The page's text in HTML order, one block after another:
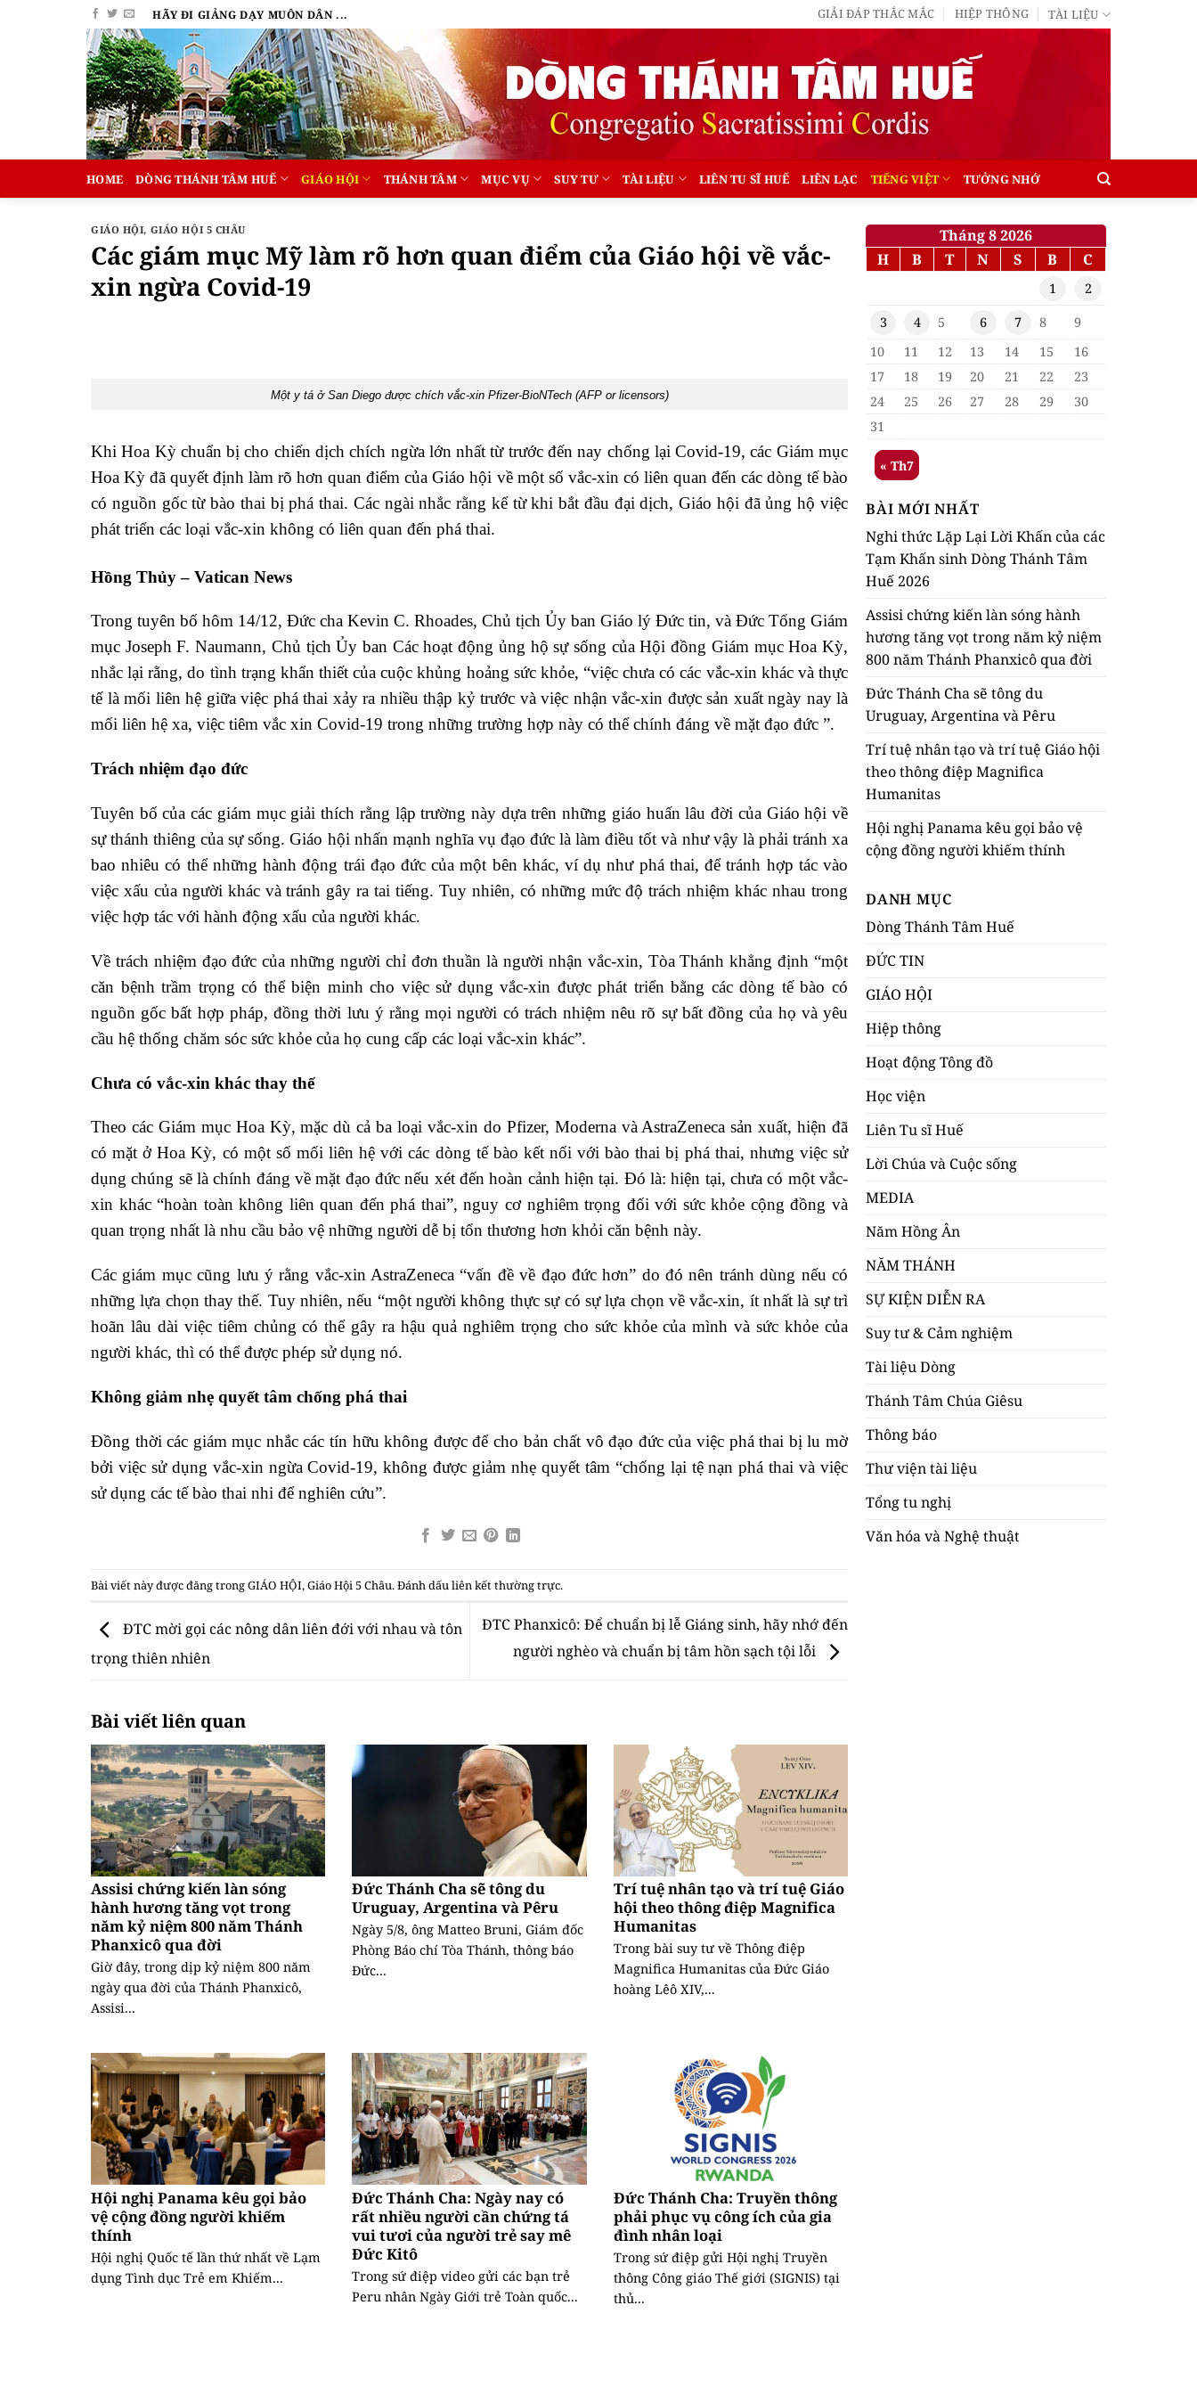
HÃY ĐI GIẢNG DẠY MUÔN DÂN ... GIẢI ĐÁP THẮC MẮC HIỆP THÔNG TÀI LIỆU
HOME DÒNG THÁNH TÂM HUẾ GIÁO HỘI THÁNH TÂM MỤC VỤ SUY TƯ TÀI LIỆU LIÊN TU SĨ HUẾ LIÊN LẠC TIẾNG VIỆT TƯỞNG NHỚ
GIÁO HỘI, GIÁO HỘI 5 CHÂU
Các giám mục Mỹ làm rõ hơn quan điểm của Giáo hội về vắc-
xin ngừa Covid-19
Một y tá ở San Diego được chích vắc-xin Pfizer-BioNTech (AFP or licensors)
Khi Hoa Kỳ chuẩn bị cho chiến dịch chích ngừa lớn nhất từ trước đến nay chống lại Covid-19, các Giám mục
Hoa Kỳ đã quyết định làm rõ hơn quan điểm của Giáo hội về một số vắc-xin có liên quan đến các dòng tế bào
có nguồn gốc từ bào thai bị phá thai. Các ngài nhắc rằng kể từ khi bắt đầu đại dịch, Giáo hội đã ủng hộ việc
phát triển các loại vắc-xin không có liên quan đến phá thai.
Hồng Thủy – Vatican News
Trong tuyên bố hôm 14/12, Đức cha Kevin C. Rhoades, Chủ tịch Ủy ban Giáo lý Đức tin, và Đức Tổng Giám
mục Joseph F. Naumann, Chủ tịch Ủy ban Các hoạt động ủng hộ sự sống của Hội đồng Giám mục Hoa Kỳ,
nhắc lại rằng, do tình trạng khẩn thiết của cuộc khủng hoảng sức khỏe, “việc chưa có các vắc-xin khác và thực
tế là mối liên hệ giữa việc phá thai xảy ra nhiều thập kỷ trước và việc nhận vắc-xin được sản xuất ngày nay là
mối liên hệ xa, việc tiêm vắc xin Covid-19 trong những trường hợp này có thể chính đáng về mặt đạo đức ”.
Trách nhiệm đạo đức
Tuyên bố của các giám mục giải thích rằng lập trường này dựa trên những giáo huấn lâu đời của Giáo hội về
sự thánh thiêng của sự sống. Giáo hội nhấn mạnh nghĩa vụ đạo đức là làm điều tốt và như vậy là phải tránh xa
bao nhiêu có thể những hành động trái đạo đức của một bên khác, ví dụ như phá thai, để tránh hợp tác vào
việc xấu của người khác và tránh gây ra tai tiếng. Tuy nhiên, có những mức độ trách nhiệm khác nhau trong
việc hợp tác với hành động xấu của người khác.
Về trách nhiệm đạo đức của những người chỉ đơn thuần là người nhận vắc-xin, Tòa Thánh khẳng định “một
căn bệnh trầm trọng có thể biện minh cho việc sử dụng vắc-xin được phát triển bằng các dòng tế bào có
nguồn gốc bất hợp pháp, đồng thời lưu ý rằng mọi người có trách nhiệm nêu rõ sự bất đồng của họ và yêu
cầu hệ thống chăm sóc sức khỏe của họ cung cấp các loại vắc-xin khác”.
Chưa có vắc-xin khác thay thế
Theo các Giám mục Hoa Kỳ, mặc dù cả ba loại vắc-xin do Pfizer, Moderna và AstraZeneca sản xuất, hiện đã
có mặt ở Hoa Kỳ, có một số mối liên hệ với các dòng tế bào kết nối với bào thai bị phá thai, nhưng việc sử
dụng chúng sẽ là chính đáng về mặt đạo đức nếu xét đến hoàn cảnh hiện tại. Đó là: hiện tại, chưa có một vắc-
xin khác “hoàn toàn không liên quan đến phá thai”, nguy cơ nghiêm trọng đối với sức khỏe cộng đồng và
quan trọng nhất là nhu cầu bảo vệ những người dễ bị tổn thương hơn khỏi căn bệnh này.
Các giám mục cũng lưu ý rằng vắc-xin AstraZeneca “vấn đề về đạo đức hơn” do đó nên tránh dùng nếu có
những lựa chọn thay thế. Tuy nhiên, nếu “một người không thực sự có sự lựa chọn về vắc-xin, ít nhất là sự trì
hoãn lâu dài việc tiêm chủng có thể gây ra hậu quả nghiêm trọng cho sức khỏe của mình và sức khỏe của
người khác, thì có thể được phép sử dụng nó.
Không giảm nhẹ quyết tâm chống phá thai
Đồng thời các giám mục nhắc các tín hữu không được để cho bản chất vô đạo đức của việc phá thai bị lu mờ
bởi việc sử dụng vắc-xin ngừa Covid-19, không được giảm nhẹ quyết tâm “chống lại tệ nạn phá thai và việc
sử dụng các tế bào thai nhi để nghiên cứu”.
Bài viết này được đăng trongGIÁO HỘI,Giáo Hội 5 Châu. Đánh dấuliên kết thường trực.
ĐTC mời gọi các nông dân liên đới với nhau và tôn
trọng thiên nhiên
ĐTC Phanxicô: Để chuẩn bị lễ Giáng sinh, hãy nhớ đến
người nghèo và chuẩn bị tâm hồn sạch tội lỗi
Bài viết liên quan
Assisi chứng kiến làn sóng
hành hương tăng vọt trong
năm kỷ niệm 800 năm Thánh
Phanxicô qua đời
Giờ đây, trong dịp kỷ niệm 800 năm
ngày qua đời của Thánh Phanxicô,
Assisi...
Đức Thánh Cha sẽ tông du
Uruguay, Argentina và Pêru
Ngày 5/8, ông Matteo Bruni, Giám đốc
Phòng Báo chí Tòa Thánh, thông báo
Đức...
Trí tuệ nhân tạo và trí tuệ Giáo
hội theo thông điệp Magnifica
Humanitas
Trong bài suy tư về Thông điệp
Magnifica Humanitas của Đức Giáo
hoàng Lêô XIV,...
Hội nghị Panama kêu gọi bảo
vệ cộng đồng người khiếm
thính
Hội nghị Quốc tế lần thứ nhất về Lạm
dụng Tình dục Trẻ em Khiếm...
Đức Thánh Cha: Ngày nay có
rất nhiều người cần chứng tá
vui tươi của người trẻ say mê
Đức Kitô
Trong sứ điệp video gửi các bạn trẻ
Peru nhân Ngày Giới trẻ Toàn quốc...
Đức Thánh Cha: Truyền thông
phải phục vụ công ích của gia
đình nhân loại
Trong sứ điệp gửi Hội nghị Truyền
thông Công giáo Thế giới (SIGNIS) tại
thủ...
Tháng 8 2026
H
B T N S B C
1
2
3
4 5 6 7 8
9
10
11 12 13 14 15
16
17
18 19 20 21 22
23
24
25 26 27 28 29
30
31
« Th7
BÀI MỚI NHẤT
Nghi thức Lặp Lại Lời Khấn của các
Tạm Khấn sinh Dòng Thánh Tâm
Huế 2026
Assisi chứng kiến làn sóng hành
hương tăng vọt trong năm kỷ niệm
800 năm Thánh Phanxicô qua đời
Đức Thánh Cha sẽ tông du
Uruguay, Argentina và Pêru
Trí tuệ nhân tạo và trí tuệ Giáo hội
theo thông điệp Magnifica
Humanitas
Hội nghị Panama kêu gọi bảo vệ
cộng đồng người khiếm thính
DANH MỤC
Dòng Thánh Tâm Huế
ĐỨC TIN
GIÁO HỘI
Hiệp thông
Hoạt động Tông đồ
Học viện
Liên Tu sĩ Huế
Lời Chúa và Cuộc sống
MEDIA
Năm Hồng Ân
NĂM THÁNH
SỰ KIỆN DIỄN RA
Suy tư & Cảm nghiệm
Tài liệu Dòng
Thánh Tâm Chúa Giêsu
Thông báo
Thư viện tài liệu
Tổng tu nghị
Văn hóa và Nghệ thuật